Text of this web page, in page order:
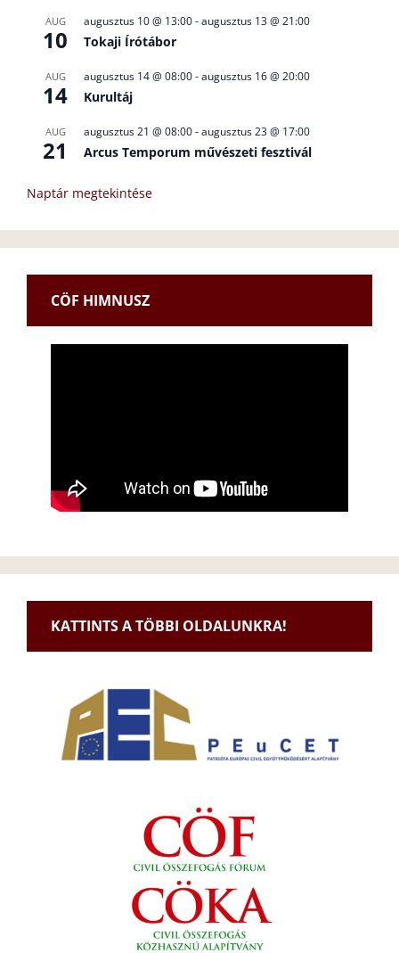
AUG
10
augusztus 10 @ 13:00-augusztus 13 @ 21:00
Tokaji Írótábor
AUG
14
augusztus 14 @ 08:00-augusztus 16 @ 20:00
Kurultáj
AUG
21
augusztus 21 @ 08:00-augusztus 23 @ 17:00
Arcus Temporum művészeti fesztivál
Naptár megtekintése
CÖF HIMNUSZ
KATTINTS A TÖBBI OLDALUNKRA!